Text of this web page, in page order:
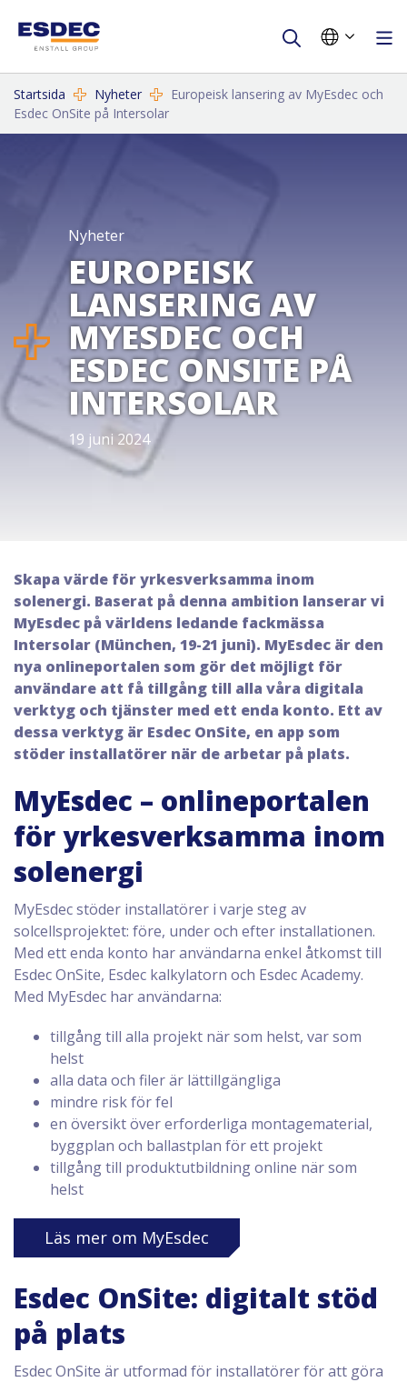
Startsida Nyheter
Europeisk lansering av MyEsdec och
Esdec OnSite på Intersolar
Nyheter
EUROPEISK
LANSERING AV
MYESDEC OCH
ESDEC ONSITE PÅ
INTERSOLAR
19 juni 2024
Skapa värde för yrkesverksamma inom
solenergi. Baserat på denna ambition lanserar vi
MyEsdec på världens ledande fackmässa
Intersolar (München, 19-21 juni). MyEsdec är den
nya onlineportalen som gör det möjligt för
användare att få tillgång till alla våra digitala
verktyg och tjänster med ett enda konto. Ett av
dessa verktyg är Esdec OnSite, en app som
stöder installatörer när de arbetar på plats.
MyEsdec – onlineportalen
för yrkesverksamma inom
solenergi
MyEsdec stöder installatörer i varje steg av
solcellsprojektet: före, under och efter installationen.
Med ett enda konto har användarna enkel åtkomst till
Esdec OnSite, Esdec kalkylatorn och Esdec Academy.
Med MyEsdec har användarna:
tillgång till alla projekt när som helst, var som
helst
alla data och filer är lättillgängliga
mindre risk för fel
en översikt över erforderliga montagematerial,
byggplan och ballastplan för ett projekt
tillgång till produktutbildning online när som
helst
Läs mer om MyEsdec
Esdec OnSite: digitalt stöd
på plats
Esdec OnSite är utformad för installatörer för att göra